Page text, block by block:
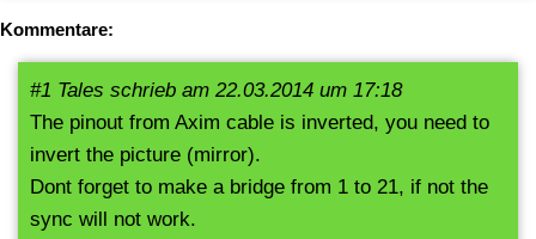
Kommentare:
#1 Tales schrieb am 22.03.2014 um 17:18
The pinout from Axim cable is inverted, you need to
invert the picture (mirror).
Dont forget to make a bridge from 1 to 21, if not the
sync will not work.